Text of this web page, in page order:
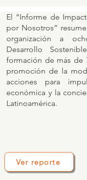
El “Informe de
por Nosotros”
organización a
Desarrollo
formación de más de
promoción de la
acciones para
económica y la
Latinoamérica.
Ver reporte